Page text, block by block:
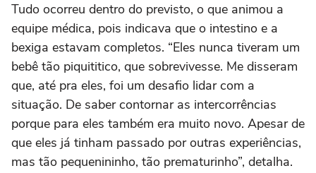
Tudo ocorreu dentro do previsto, o que animou a
equipe médica, pois indicava que o intestino e a
bexiga estavam completos. “Eles nunca tiveram um
bebê tão piquititico, que sobrevivesse. Me disseram
que, até pra eles, foi um desafio lidar com a
situação. De saber contornar as intercorrências
porque para eles também era muito novo. Apesar de
que eles já tinham passado por outras experiências,
mas tão pequenininho, tão prematurinho”, detalha.